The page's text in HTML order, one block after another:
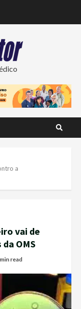
a
vai de
OMS
read